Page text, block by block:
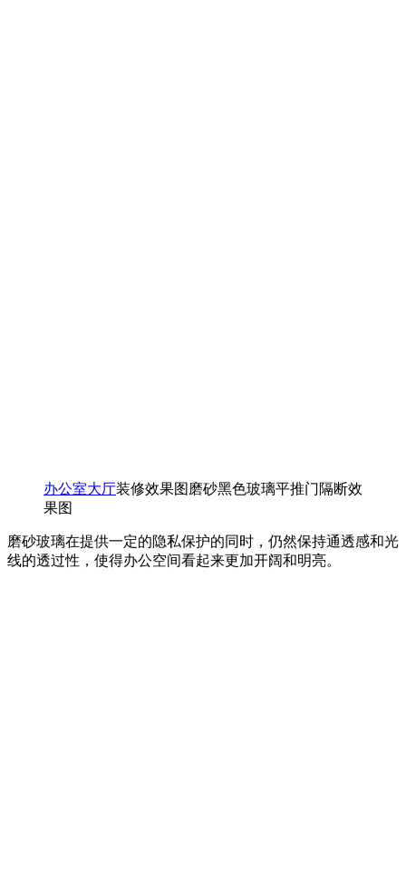
办公室大厅装修效果图磨砂黑色玻璃平推门隔断效
果图
磨砂玻璃在提供一定的隐私保护的同时，仍然保持通透感和光
线的透过性，使得办公空间看起来更加开阔和明亮。